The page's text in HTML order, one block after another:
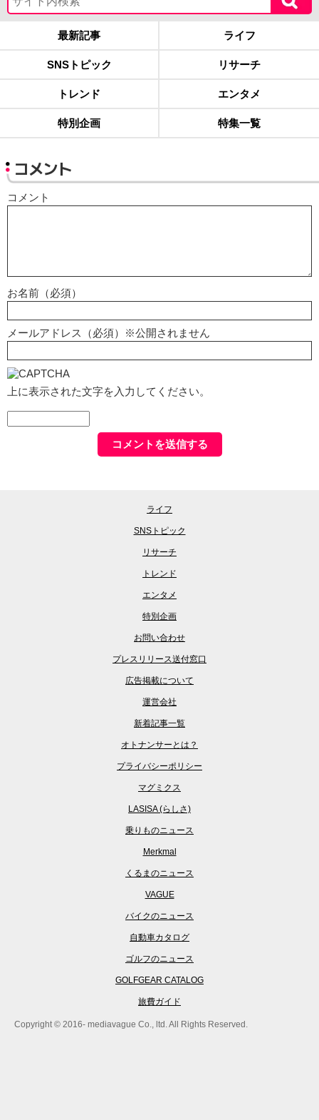
最新記事 ライフ
SNSトピック リサーチ
トレンド エンタメ
特別企画 特集一覧
コメント
コメント
お名前（必須）
メールアドレス（必須）※公開されません
上に表示された文字を入力してください。
ライフ
SNSトピック
リサーチ
トレンド
エンタメ
特別企画
お問い合わせ
プレスリリース送付窓口
広告掲載について
運営会社
新着記事一覧
オトナンサーとは？
プライバシーポリシー
マグミクス
LASISA (らしさ)
乗りものニュース
Merkmal
くるまのニュース
VAGUE
バイクのニュース
自動車カタログ
ゴルフのニュース
GOLFGEAR CATALOG
旅費ガイド
Copyright © 2016- mediavague Co., ltd. All Rights Reserved.